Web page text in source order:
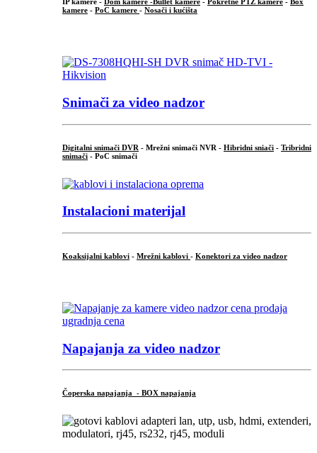
kamere - PoC kamere - Nosači i kućišta
Snimači za video nadzor
Digitalni snimači DVR - Mrežni snimači NVR - Hibridni sniači - Tribridni
snimači - PoC snimači
Instalacioni materijal
Koaksijalni kablovi - Mrežni kablovi - Konektori za video nadzor
Napajanja za video nadzor
Čoperska napajanja - BOX napajanja